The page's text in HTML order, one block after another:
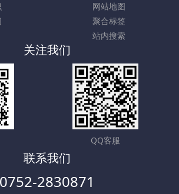
网站地图
聚合标签
站内搜索
关注我们
QQ客服
联系我们
0752-2830871